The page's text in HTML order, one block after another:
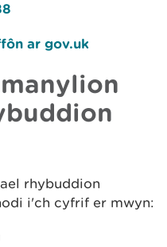
ar gov.uk
rhybuddion
i'ch cyfrif er mwyn: